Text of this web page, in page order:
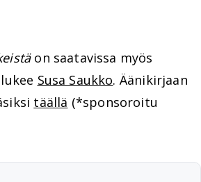
on saatavissa myös
Susa Saukko. Äänikirjaan
täällä (*sponsoroitu